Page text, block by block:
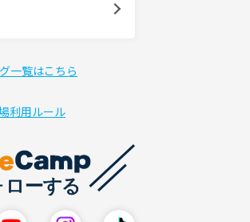
一覧はこちら
利用ルール